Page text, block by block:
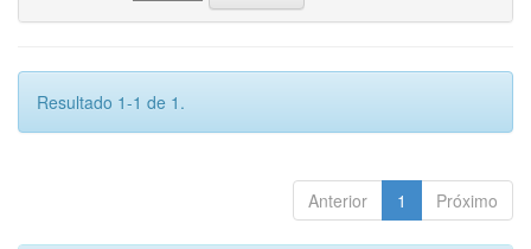
Resultado 1-1 de 1.
Anterior 1 Próximo